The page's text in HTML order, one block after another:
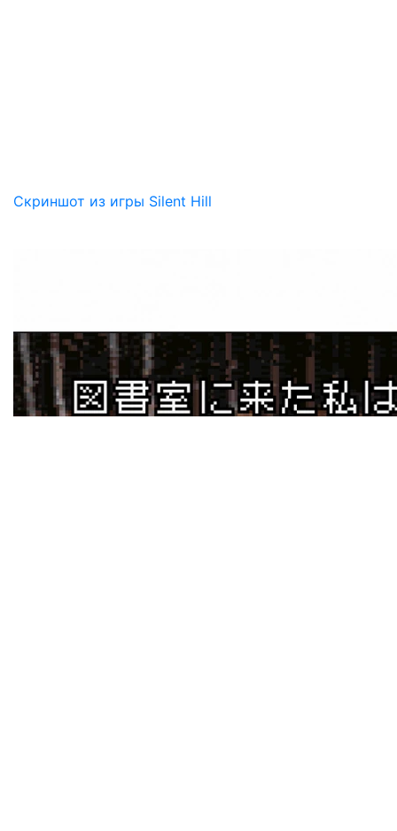
Скриншот из игры Silent Hill